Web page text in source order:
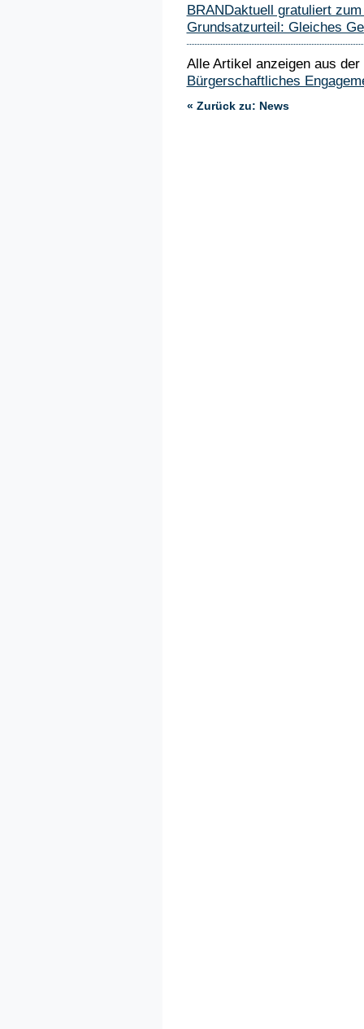
BRANDaktuell gratuliert
Grundsatzurteil: Gleiches
Alle Artikel anzeigen aus
Bürgerschaftliches
« Zurück zu: News